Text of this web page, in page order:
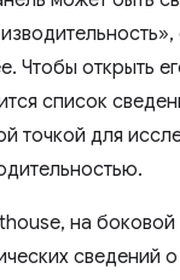
Чтобы открыть
список
точкой для
на
сведений